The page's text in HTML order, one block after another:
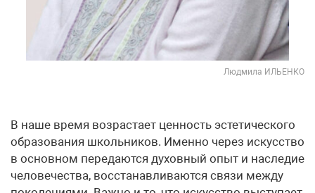
Людмила ИЛЬЕНКО
В наше время возрастает ценность эстетического
образования школьников. Именно через искусство
в основном передаются духовный опыт и наследие
человечества, восстанавливаются связи между